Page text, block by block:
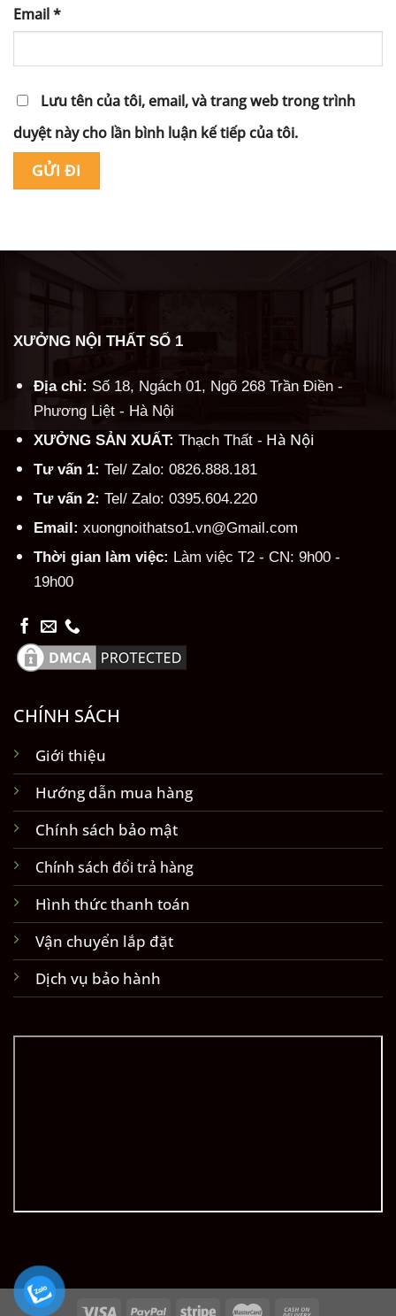
Email*
Lưu tên của tôi, email, và trang web trong trình
duyệt này cho lần bình luận kế tiếp của tôi.
XƯỞNG NỘI THẤT SỐ 1
Địa chỉ: Số 18, Ngách 01, Ngõ 268 Trần Điền -
Phương Liệt - Hà Nội
XƯỞNG SẢN XUẤT: Thạch Thất - Hà Nội
Tư vấn 1: Tel/ Zalo: 0826.888.181
Tư vấn 2: Tel/ Zalo: 0395.604.220
Email: xuongnoithatso1.vn@Gmail.com
Thời gian làm việc: Làm việc T2 - CN: 9h00 -
19h00
CHÍNH SÁCH
Giới thiệu
Hướng dẫn mua hàng
Chính sách bảo mật
Chính sách đổi trả hàng
Hình thức thanh toán
Vận chuyển lắp đặt
Dịch vụ bảo hành